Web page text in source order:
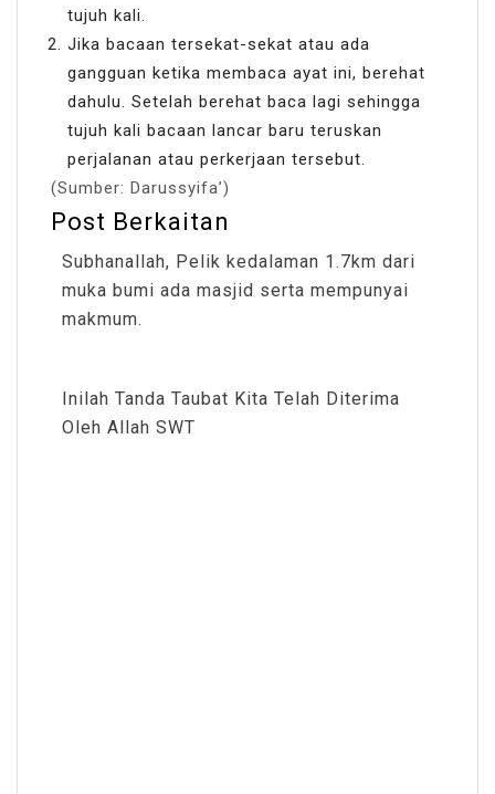
tujuh kali.
Jika bacaan tersekat-sekat atau ada
gangguan ketika membaca ayat ini, berehat
dahulu. Setelah berehat baca lagi sehingga
tujuh kali bacaan lancar baru teruskan
perjalanan atau perkerjaan tersebut.
(Sumber: Darussyifa’)
Post Berkaitan
Subhanallah, Pelik kedalaman 1.7km dari
muka bumi ada masjid serta mempunyai
makmum.
Inilah Tanda Taubat Kita Telah Diterima
Oleh Allah SWT